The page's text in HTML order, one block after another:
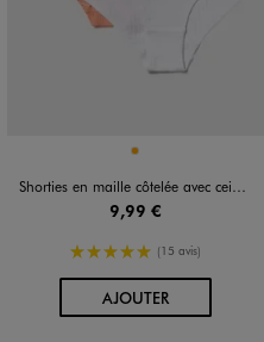
Disponible en 1 coloris
ORANGE
Shorties en maille côtelée avec ceinture irisée fille (lot de 2)
9,99 €
5/5 de moyenne
(15 avis)
AJOUTERAU PANIER